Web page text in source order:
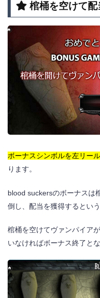
棺桶を空けて
ボーナスシンボルを左リー
ります。
blood suckersのボーナスは
倒し、配当を獲得するとい
棺桶を空けてヴァンパイア
いなければボーナス終了とな